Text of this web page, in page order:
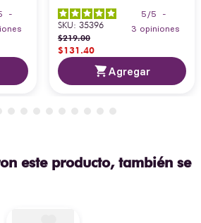
-
5 /5
-
3 opiniones
SKU: 35396
$219.00
$131.40
Agregar
este producto, también se